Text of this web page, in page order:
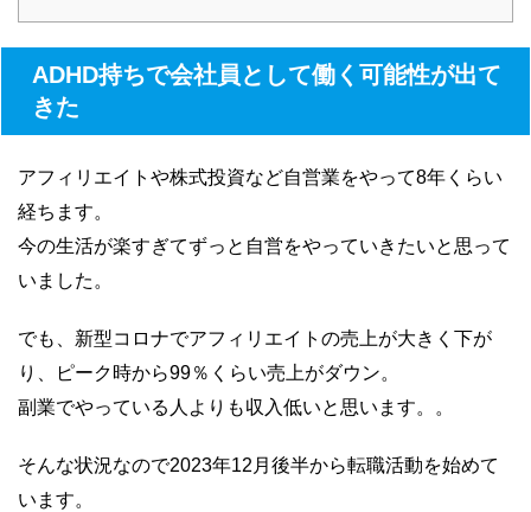
ADHD持ちで会社員として働く可能性が出て
きた
アフィリエイトや株式投資など自営業をやって8年くらい
経ちます。
今の生活が楽すぎてずっと自営をやっていきたいと思って
いました。
でも、新型コロナでアフィリエイトの売上が大きく下が
り、ピーク時から99％くらい売上がダウン。
副業でやっている人よりも収入低いと思います。。
そんな状況なので2023年12月後半から転職活動を始めて
います。